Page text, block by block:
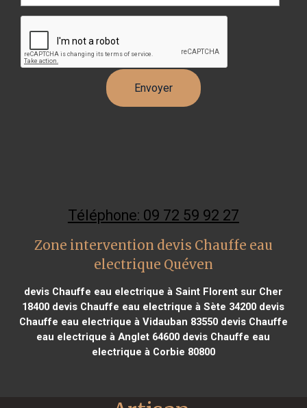
Téléphone: 09 72 59 92 27
Zone intervention devis Chauffe eau
electrique Quéven
devis Chauffe eau electrique à Saint Florent sur Cher
18400 devis Chauffe eau electrique à Sète 34200 devis
Chauffe eau electrique à Vidauban 83550devis Chauffe
eau electrique à Anglet 64600 devis Chauffe eau
electrique à Corbie 80800